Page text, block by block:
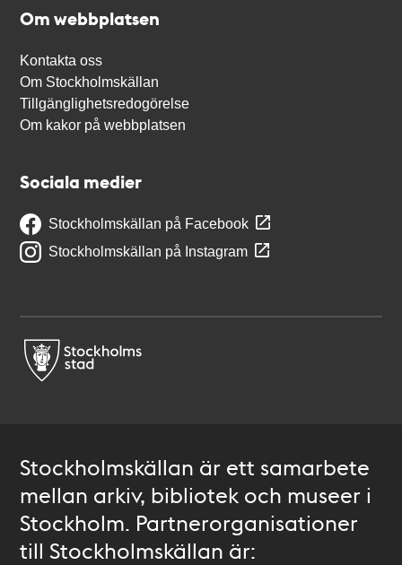
Om webbplatsen
Kontakta oss
Om Stockholmskällan
Tillgänglighetsredogörelse
Om kakor på webbplatsen
Sociala medier
Stockholmskällan på Facebook
Stockholmskällan på Instagram
Stockholmskällan är ett samarbete
mellan arkiv, bibliotek och museer i
Stockholm. Partnerorganisationer
till Stockholmskällan är: